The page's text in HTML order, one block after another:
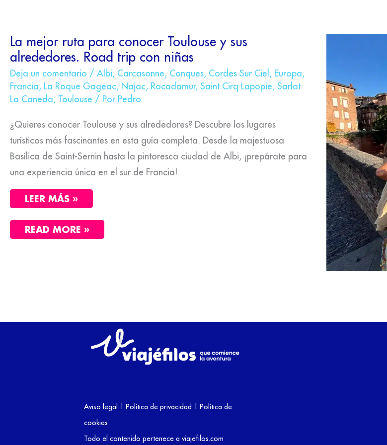
La mejor ruta para conocer Toulouse y sus
alrededores. Road trip con niñas
Deja un comentario / Albi, Carcasonne, Conques, Cordes Sur Ciel , Europa,
Francia, La Roque Gageac, Najac, Rocadamur, Saint Cirq Lapopie, Sarlat
La Caneda, Toulouse / Por Pedro
¿Quieres conocer Toulouse y sus alrededores? Descubre los lugares
turísticos más fascinantes en esta guía completa. Desde la majestuosa
Basílica de Saint-Sernin hasta la pintoresca ciudad de Albi, ¡prepárate para
una experiencia única en el sur de Francia!
LEER MÁS »
LA
MEJOR
RUTA
PARA
CONOCER
TOULOUSE
Y
SUS
ROAD
TRIP
CON
NIÑAS
READ MORE »
Aviso legal |Política de privacidad |Política de
cookies
Todo el contenido pertenece a viajefilos.com